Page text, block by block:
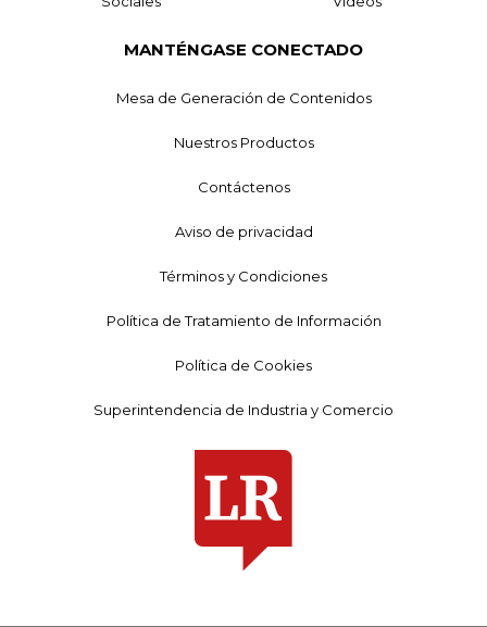
MANTÉNGASE CONECTADO
Mesa de Generación de Contenidos
Nuestros Productos
Contáctenos
Aviso de privacidad
Términos y Condiciones
Política de Tratamiento de Información
Política de Cookies
Superintendencia de Industria y Comercio